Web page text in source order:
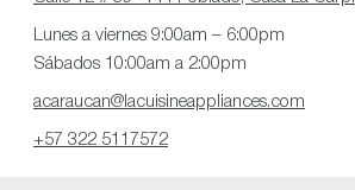
Lunes a viernes 9:00am – 6:00pm
Sábados 10:00am a 2:00pm
acaraucan@lacuisineappliances.com
+57 322 5117572